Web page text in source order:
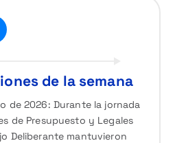
de la semana
de 2026: Durante la jornada
de Presupuesto y Legales
Deliberante mantuvieron